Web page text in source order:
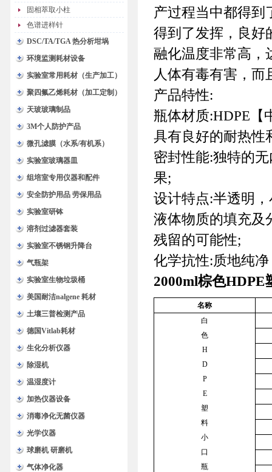
固相萃取小柱
色谱进样针
DSC/TA/TGA 热分析坩埚
环境监测耗材设备
实验室常用耗材（生产加工）
聚四氟乙烯耗材（加工定制）
天玻玻璃制品
3M个人防护产品
微孔滤膜（水系/有机系）
实验室玻璃器皿
组培室专用仪器和配件
安全防护用品 劳保用品
实验室研钵
溶剂过滤器套装
实验室不锈钢升降台
气瓶架
实验室生物垃圾桶
美国耐洁nalgene 耗材
土壤三普检测产品
德国Vitlab耗材
生化分析仪器
除湿机
温湿度计
加热仪器设备
消毒净化无菌仪器
光学仪器
球磨机 研磨机
气体净化器
产过程当中都得到
得到了发挥，良好
融化温度非常高，
人体有毒有害，
产品特性:
瓶体材质:HDPE
具有良好的耐热性
密封性能:独特的
果;
设计特点:半透明
液体物质的填充及
残留的可能性;
化学抗性:质地纯
2000ml棕色HDPE
名称
白
色
H
D
P
E
塑
料
小
口
瓶